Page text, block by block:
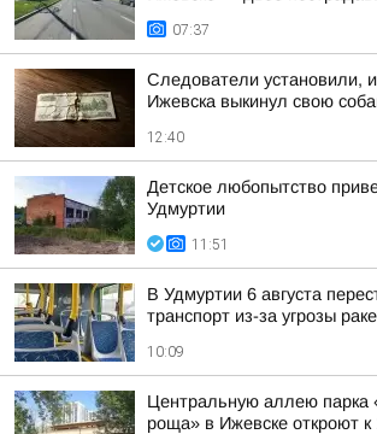
07:37
Следователи установили,
Ижевска выкинул свою
12:40
Детское любопытство
Удмуртии
11:51
В Удмуртии 6 августа
транспорт из-за угрозы
10:09
Центральную аллею парка
роща» в Ижевске откроют к